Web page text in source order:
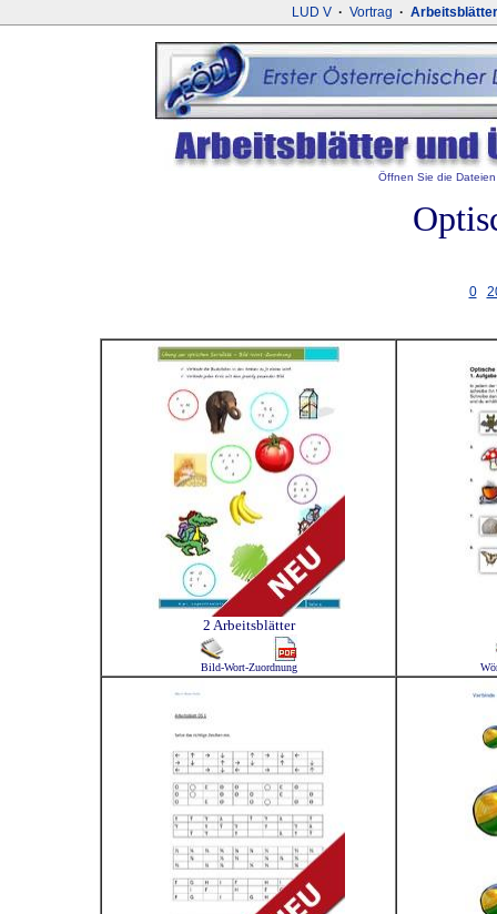
LUD V · Vortrag · Arbeitsblätter
Öffnen Sie die
0
2 Arbeitsblätter
Bild-Wort-Zuordnung